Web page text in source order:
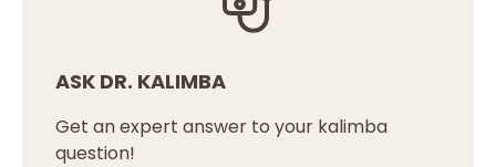
ASK DR. KALIMBA
Get an expert answer to your kalimba
question!